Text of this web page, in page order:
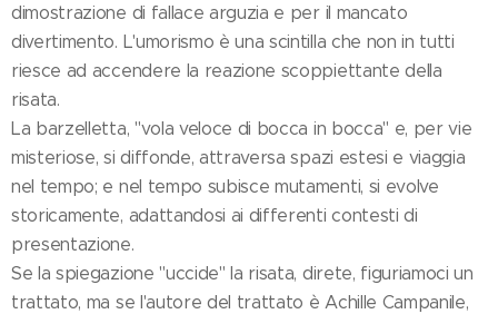
dimostrazione di fallace arguzia e per il mancato
divertimento. L'umorismo è una scintilla che non in tutti
riesce ad accendere la reazione scoppiettante della
risata.
La barzelletta, "vola veloce di bocca in bocca" e, per vie
misteriose, si diffonde, attraversa spazi estesi e viaggia
nel tempo; e nel tempo subisce mutamenti, si evolve
storicamente, adattandosi ai differenti contesti di
presentazione.
Se la spiegazione "uccide" la risata, direte, figuriamoci un
trattato, ma se l'autore del trattato è Achille Campanile,